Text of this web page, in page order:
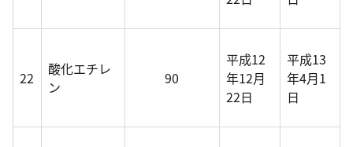
22
酸化エチレ
ン
90
平成12
年12月
22日
平成13
年4月1
日